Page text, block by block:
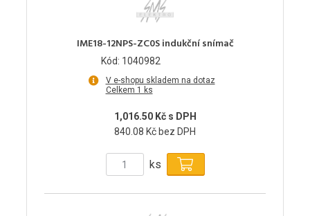
IME18-12NPS-ZC0S indukční snímač
Kód: 1040982
V e-shopu skladem na dotaz
Celkem 1 ks
1,016.50 Kč s DPH
840.08 Kč bez DPH
ks